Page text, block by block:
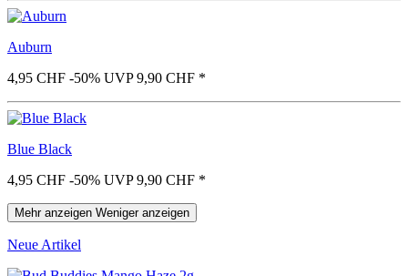
Auburn
4,95 CHF -50% UVP 9,90 CHF *
Blue Black
4,95 CHF -50% UVP 9,90 CHF *
Mehr anzeigen Weniger anzeigen
Neue Artikel